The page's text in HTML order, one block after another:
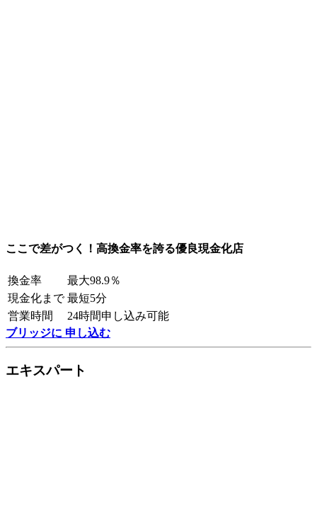
ここで差がつく！高換金率を誇る優良現金化店
換金率
最大98.9％
現金化まで 最短5分
営業時間
24時間申し込み可能
ブリッジに 申し込む
エキスパート